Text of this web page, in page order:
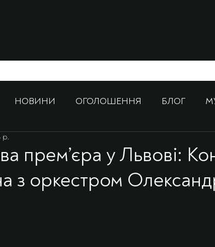
НОВИНИ ОГОЛОШЕННЯ БЛОГ
прем’єра у Львові:
з оркестром
р.